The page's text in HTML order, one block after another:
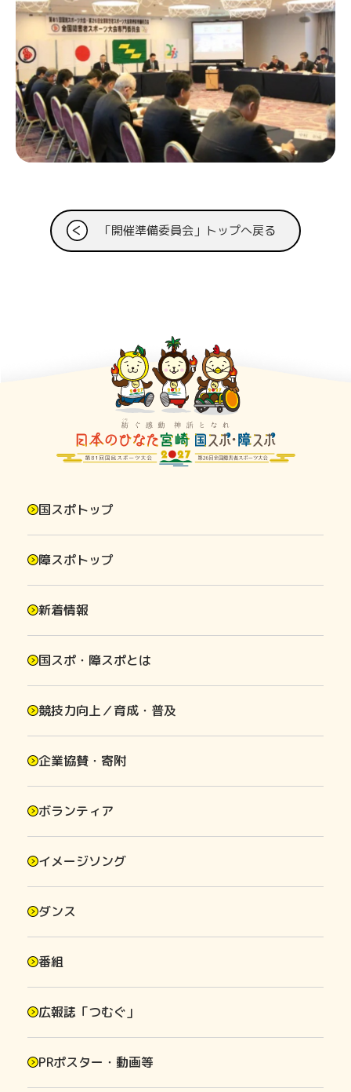
「開催準備委員会」トップへ戻る
国スポトップ
障スポトップ
新着情報
国スポ・障スポとは
競技力向上／育成・普及
企業協賛・寄附
ボランティア
イメージソング
ダンス
番組
広報誌「つむぐ」
PRポスター・動画等